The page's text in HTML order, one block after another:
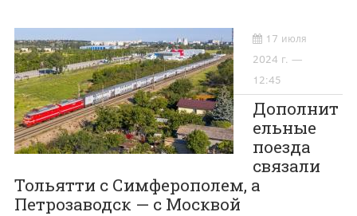
17 июля
2024 г. —
12:45
Дополнит
ельные
поезда
связали
Тольятти с Симферополем, а
Петрозаводск — с Москвой